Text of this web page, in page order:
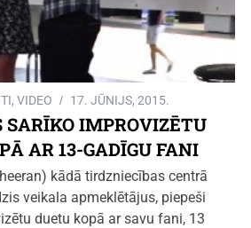
, VIDEO 17. JŪNIJS, 2015.
SARĪKO IMPROVIZĒTU
AR 13-GADĪGU FANI
kādā tirdzniecības centrā
veikala apmeklētājus, piepeši
duetu kopā ar savu fani, 13